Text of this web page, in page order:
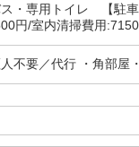
・専用トイレ 【駐
円/室内清掃費用
不要／代行 ・角部屋